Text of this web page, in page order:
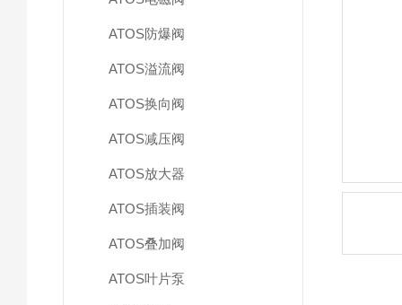
ATOS防爆阀
ATOS溢流阀
ATOS换向阀
ATOS减压阀
ATOS放大器
ATOS插装阀
ATOS叠加阀
ATOS叶片泵